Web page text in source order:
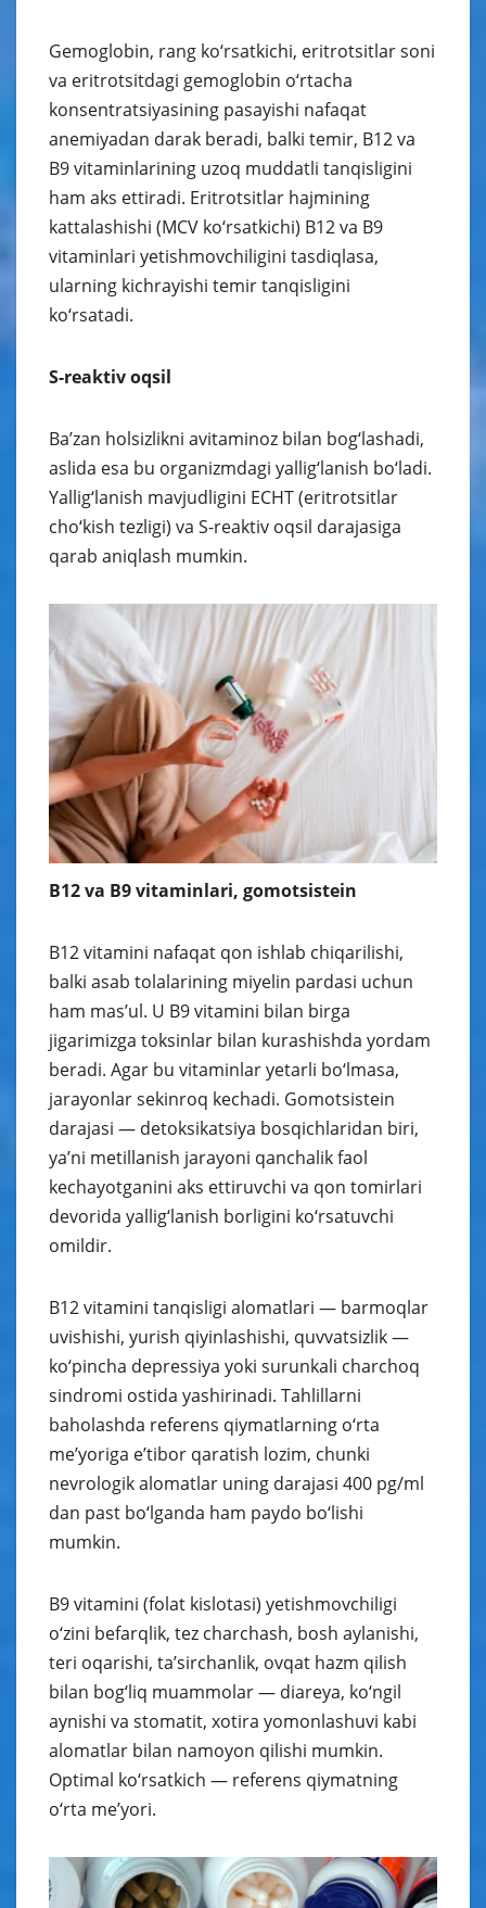
Gemoglobin, rang ko‘rsatkichi, eritrotsitlar soni
va eritrotsitdagi gemoglobin o‘rtacha
konsentratsiyasining pasayishi nafaqat
anemiyadan darak beradi, balki temir, B12 va
B9 vitaminlarining uzoq muddatli tanqisligini
ham aks ettiradi. Eritrotsitlar hajmining
kattalashishi (MCV ko‘rsatkichi) B12 va B9
vitaminlari yetishmovchiligini tasdiqlasa,
ularning kichrayishi temir tanqisligini
ko‘rsatadi.
S-reaktiv oqsil
Ba’zan holsizlikni avitaminoz bilan bog‘lashadi,
aslida esa bu organizmdagi yallig‘lanish bo‘ladi.
Yallig‘lanish mavjudligini ECHT (eritrotsitlar
cho‘kish tezligi) va S-reaktiv oqsil darajasiga
qarab aniqlash mumkin.
B12 va B9 vitaminlari, gomotsistein
B12 vitamini nafaqat qon ishlab chiqarilishi,
balki asab tolalarining miyelin pardasi uchun
ham mas’ul. U B9 vitamini bilan birga
jigarimizga toksinlar bilan kurashishda yordam
beradi. Agar bu vitaminlar yetarli bo‘lmasa,
jarayonlar sekinroq kechadi. Gomotsistein
darajasi — detoksikatsiya bosqichlaridan biri,
ya’ni metillanish jarayoni qanchalik faol
kechayotganini aks ettiruvchi va qon tomirlari
devorida yallig‘lanish borligini ko‘rsatuvchi
omildir.
B12 vitamini tanqisligi alomatlari — barmoqlar
uvishishi, yurish qiyinlashishi, quvvatsizlik —
ko‘pincha depressiya yoki surunkali charchoq
sindromi ostida yashirinadi. Tahlillarni
baholashda referens qiymatlarning o‘rta
me’yoriga e’tibor qaratish lozim, chunki
nevrologik alomatlar uning darajasi 400 pg/ml
dan past bo‘lganda ham paydo bo‘lishi
mumkin.
B9 vitamini (folat kislotasi) yetishmovchiligi
o‘zini befarqlik, tez charchash, bosh aylanishi,
teri oqarishi, ta’sirchanlik, ovqat hazm qilish
bilan bog‘liq muammolar — diareya, ko‘ngil
aynishi va stomatit, xotira yomonlashuvi kabi
alomatlar bilan namoyon qilishi mumkin.
Optimal ko‘rsatkich — referens qiymatning
o‘rta me’yori.